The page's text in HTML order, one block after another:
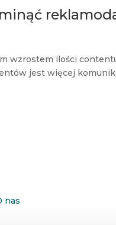
wzrostem ilości
jest więcej
nas